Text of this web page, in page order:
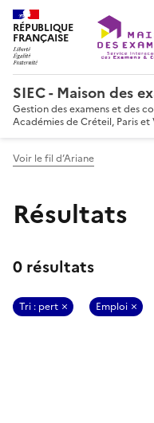
RÉPUBLIQUE
FRANÇAISE
SIEC - Maison des
Gestion des examens et des
Académies de Créteil, Paris et
Voir le fil d’Ariane
Résultats
0 résultats
Tri : pert Emploi